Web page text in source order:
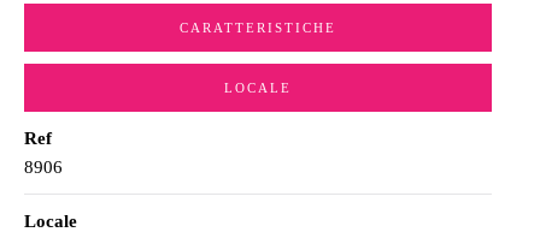
CARATTERISTICHE
LOCALE
Ref
8906
Locale